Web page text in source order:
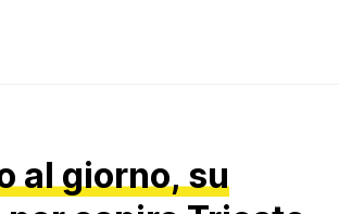
al giorno, su